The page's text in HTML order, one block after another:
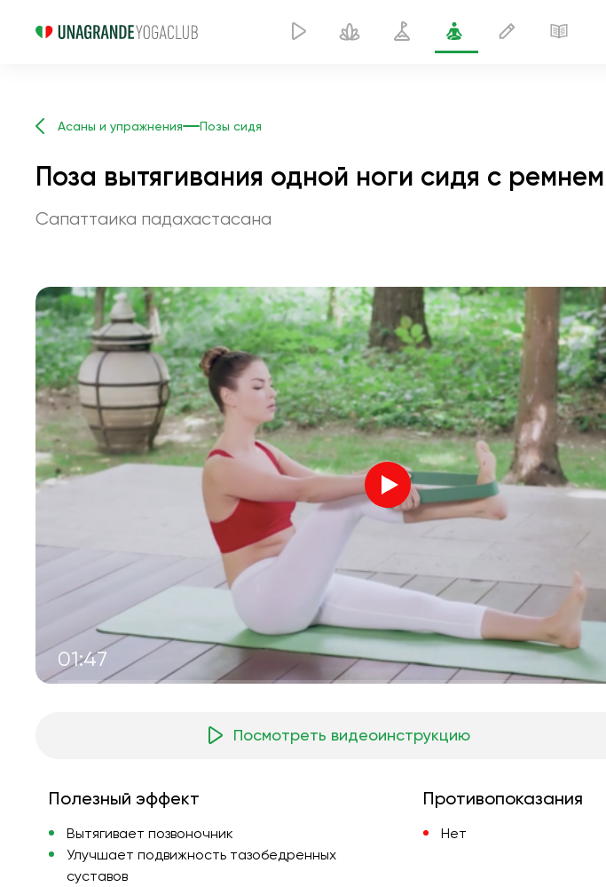
Асаны и упражнения Позы сидя
Поза вытягивания одной ноги сидя с ремнем
Сапаттаика падахастасана
01:47
Голос инструктора
полёт души
внутренний покой
утренние грёзы
лесная прохлада
летний дождь
морской бриз
голос ветра
весенний лес
Посмотреть видеоинструкцию
Полезный эффект
Вытягивает позвоночник
Улучшает подвижность тазобедренных
суставов
Противопоказания
Нет